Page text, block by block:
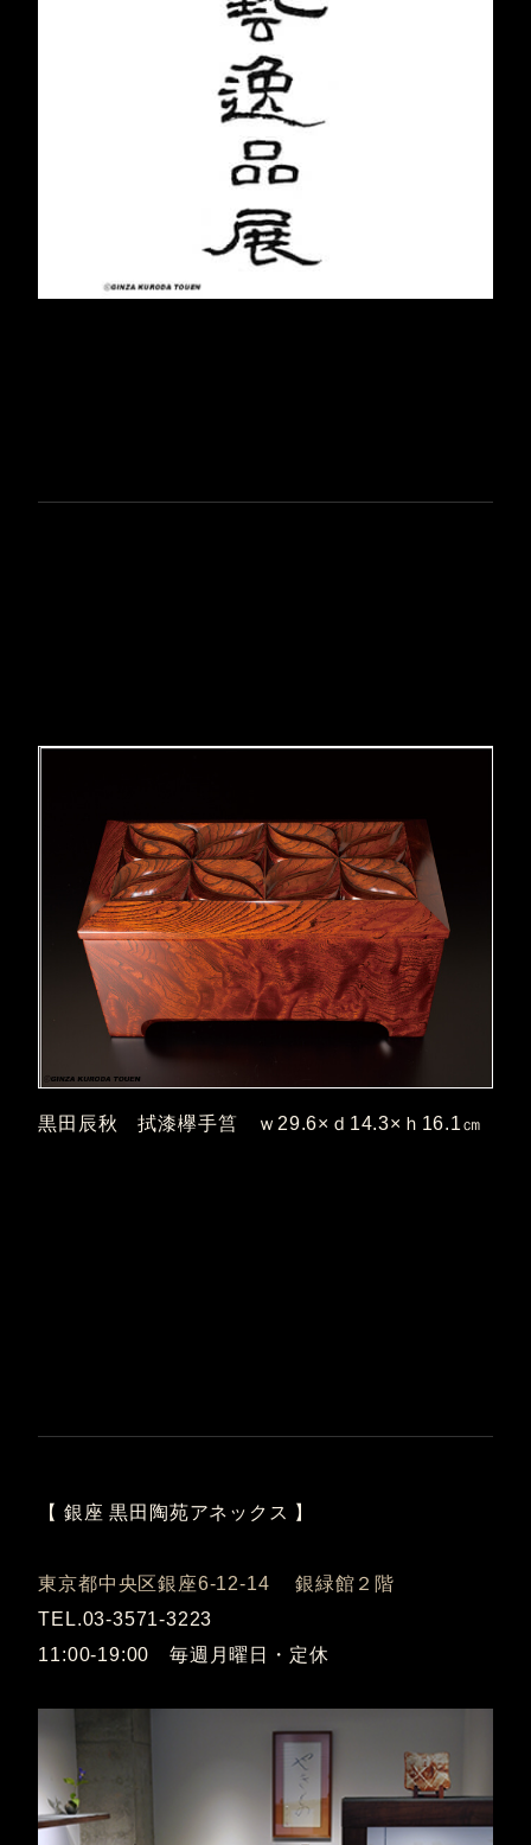
黒田辰秋 拭漆欅手筥 ｗ29.6×ｄ14.3×ｈ16.1㎝
【 銀座 黒田陶苑アネックス 】
東京都中央区銀座6-12-14 銀緑館２階
TEL.03-3571-3223
11:00-19:00 毎週月曜日・定休